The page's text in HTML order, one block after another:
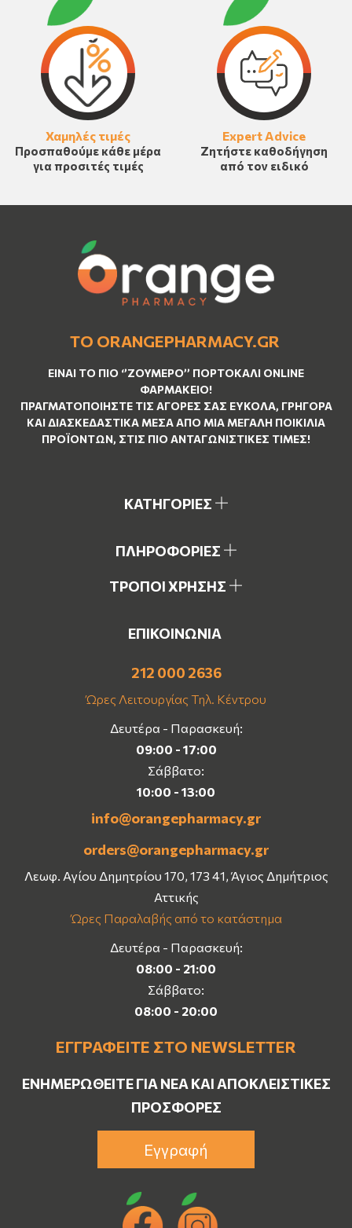
Χαμηλές τιμές
Προσπαθούμε κάθε μέρα
για προσιτές τιμές
Expert Advice
Ζητήστε καθοδήγηση
από τον ειδικό
ΤΟ ORANGEPHARMACY.GR
ΕΊΝΑΙ ΤO ΠΙΟ ‘’ΖΟΥΜΕΡΌ’’ ΠΟΡΤΟΚΑΛΊ ΟNLINE
ΦΑΡΜΑΚΕΊΟ!
ΠΡΑΓΜΑΤΟΠΟΙΉΣΤΕ ΤΙΣ ΑΓΟΡΈΣ ΣΑΣ ΕΎΚΟΛΑ, ΓΡΉΓΟΡΑ
ΚΑΙ ΔΙΑΣΚΕΔΑΣΤΙΚΆ ΜΈΣΑ ΑΠΌ ΜΙΑ ΜΕΓΆΛΗ ΠΟΙΚΙΛΊΑ
ΠΡΟΪΌΝΤΩΝ, ΣΤΙΣ ΠΙΟ ΑΝΤΑΓΩΝΙΣΤΙΚΈΣ ΤΙΜΈΣ!
ΚΑΤΗΓΟΡΙΕΣ
ΠΛΗΡΟΦΟΡΙΕΣ
ΤΡΟΠΟΙ ΧΡΗΣΗΣ
ΕΠΙΚΟΙΝΩΝΙΑ
212 000 2636
Ώρες Λειτουργίας Τηλ. Κέντρου
Δευτέρα - Παρασκευή:
09:00 - 17:00
Σάββατο:
10:00 - 13:00
info@orangepharmacy.gr
orders@orangepharmacy.gr
Λεωφ. Αγίου Δημητρίου 170, 173 41, Άγιος Δημήτριος
Αττικής
Ώρες Παραλαβής από το κατάστημα
Δευτέρα - Παρασκευή:
08:00 - 21:00
Σάββατο:
08:00 - 20:00
ΕΓΓΡΑΦΕΊΤΕ ΣΤΟ NEWSLETTER
ΕΝΗΜΕΡΩΘΕΊΤΕ ΓΙΑ ΝΈΑ ΚΑΙ ΑΠΟΚΛΕΙΣΤΙΚΈΣ
ΠΡΟΣΦΟΡΈΣ
Εγγραφή